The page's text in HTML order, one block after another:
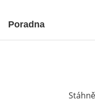
Poradna